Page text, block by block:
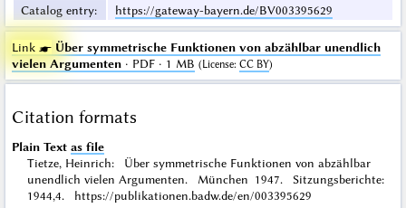
Catalog entry: https://gateway-bayern.de/BV003395629
Link ☛ Über symmetrische Funktionen von abzählbar unendlich
vielen Argumenten· PDF · 1 MB (License: CC BY)
Citation formats
Plain Text as file
Tietze, Heinrich: Über symmetrische Funktionen von abzählbar
unendlich vielen Argumenten. München 1947. Sitzungsberichte:
1944,4. https://publikationen.badw.de/en/003395629